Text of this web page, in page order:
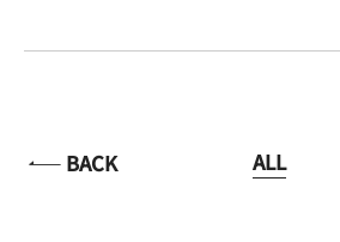
BACK ALL